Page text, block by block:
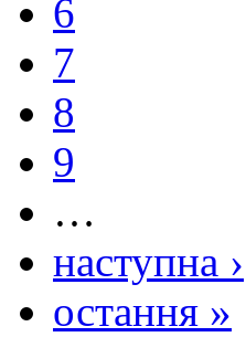
6
7
8
9
…
наступна ›
остання »